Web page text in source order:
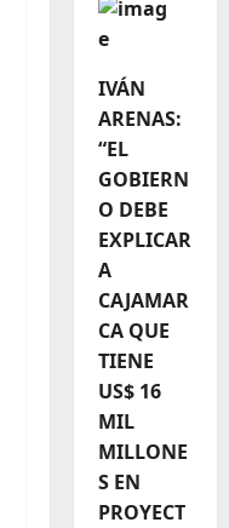
IVÁN
ARENAS:
“EL
GOBIERN
O DEBE
EXPLICAR
A
CAJAMAR
CA QUE
TIENE
US$ 16
MIL
MILLONE
S EN
PROYECT